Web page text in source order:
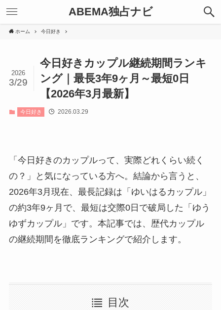
ABEMA独占ナビ
ホーム 今日好き
今日好きカップル継続期間ランキ
ング｜最長3年9ヶ月～最短0日
【2026年3月最新】
2026
3/29
今日好き 2026.03.29
「今日好きのカップルって、実際どれくらい続く
の？」と気になっている方へ。結論から言うと、
2026年3月現在、最長記録は「ゆいはるカップル」
の約3年9ヶ月で、最短は交際0日で破局した「ゆう
ゆずカップル」です。本記事では、歴代カップル
の継続期間を徹底ランキングで紹介します。
目次